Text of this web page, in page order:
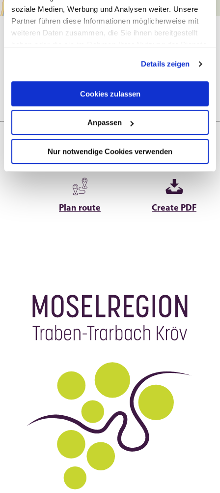
soziale Medien, Werbung und Analysen weiter. Unsere
Partner führen diese Informationen möglicherweise mit
weiteren Daten zusammen, die Sie ihnen bereitgestellt
Details zeigen
Cookies zulassen
Anpassen
Nur notwendige Cookies verwenden
General information
Next steps
Plan route Create PDF